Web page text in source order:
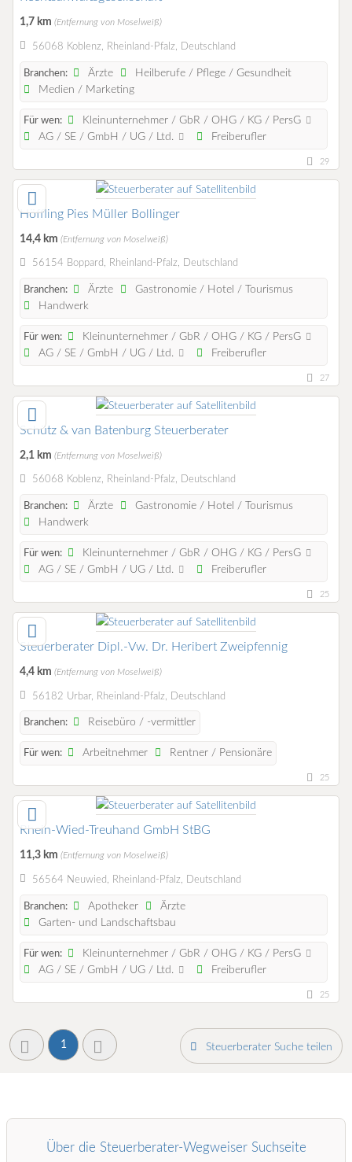
1,7 km (Entfernung von Moselweiß)
56068 Koblenz, Rheinland-Pfalz, Deutschland
Branchen: Ärzte
Heilberufe / Pflege / Gesundheit
Medien / Marketing
Für wen:
Kleinunternehmer / GbR / OHG / KG / PersG
AG / SE / GmbH / UG / Ltd.
Freiberufler
29
Höffling Pies Müller Bollinger
14,4 km (Entfernung von Moselweiß)
56154 Boppard, Rheinland-Pfalz, Deutschland
Branchen: Ärzte
Gastronomie / Hotel / Tourismus
Handwerk
Für wen:
Kleinunternehmer / GbR / OHG / KG / PersG
AG / SE / GmbH / UG / Ltd.
Freiberufler
27
Schütz & van Batenburg Steuerberater
2,1 km (Entfernung von Moselweiß)
56068 Koblenz, Rheinland-Pfalz, Deutschland
Branchen: Ärzte
Gastronomie / Hotel / Tourismus
Handwerk
Für wen:
Kleinunternehmer / GbR / OHG / KG / PersG
AG / SE / GmbH / UG / Ltd.
Freiberufler
25
Steuerberater Dipl.-Vw. Dr. Heribert Zweipfennig
4,4 km (Entfernung von Moselweiß)
56182 Urbar, Rheinland-Pfalz, Deutschland
Branchen: Reisebüro / -vermittler
Für wen: Arbeitnehmer Rentner / Pensionäre
25
Rhein-Wied-Treuhand GmbH StBG
11,3 km (Entfernung von Moselweiß)
56564 Neuwied, Rheinland-Pfalz, Deutschland
Branchen: Apotheker
Ärzte
Garten- und Landschaftsbau
Für wen:
Kleinunternehmer / GbR / OHG / KG / PersG
AG / SE / GmbH / UG / Ltd.
Freiberufler
25
1 Steuerberater Suche teilen
Über die Steuerberater-Wegweiser Suchseite